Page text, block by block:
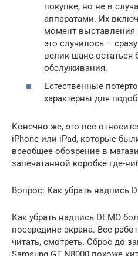
покупке, но не в
аппаратами. Их
момент выставления
это случилось –
велик шанс остаться
обслуживания.
Естественные
характерны для
Конечно же, это все
iPhone или iPad, которые
всеобщее обозрение в
запечатанной коробке где-
Вопрос: Как убрать надпись
Как убрать надпись DEMO
посередине экрана. Все
читать, смотреть. Сброс до